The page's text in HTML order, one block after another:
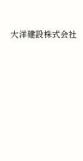
大洋建設株式会社